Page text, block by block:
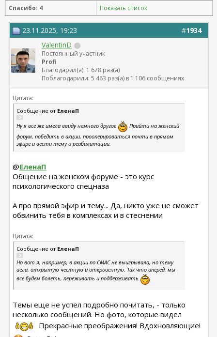
Спасибо: 4 Показать список
#1934
23.11.2025, 19:23
ValentinD
Постоянный участник
Profi
Благодарил(а): 1 678 раз(а)
Поблагодарили: 5 463 раз(а) в 1 106 сообщениях
Цитата:
Сообщение от ЕленаП
Ну я все же имела ввиду немного другое
Прийти на женский
форум, победить в акции, прооперироваться почти в прямом
эфире и вести тему о реабилитации.
@ЕленаП
Общение на женском форуме - это курс
психологического спецназа
А про прямой эфир и тему... Да, никто уже не сможет
обвинить тебя в комплексах и в стеснении
Цитата:
Сообщение от ЕленаП
Но вот я, например, в акции по СМАС не выигрывала, но тему
вела, открытую честную и откровенную. Так что вперед, мы
все будем болеть, переживать и поддерживать
Темы еще не успел подробно почитать, - только
несколько сообщений. Но фото, которые видел
Прекрасные преображения! Вдохновляющие!